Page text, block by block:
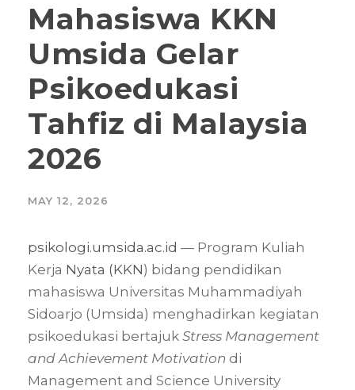
Mahasiswa KKN
Umsida Gelar
Psikoedukasi
Tahfiz di Malaysia
2026
MAY 12, 2026
psikologi.umsida.ac.id — Program Kuliah
Kerja Nyata (KKN) bidang pendidikan
mahasiswa Universitas Muhammadiyah
Sidoarjo (Umsida) menghadirkan kegiatan
psikoedukasi bertajuk Stress Management
and Achievement Motivation di
Management and Science University